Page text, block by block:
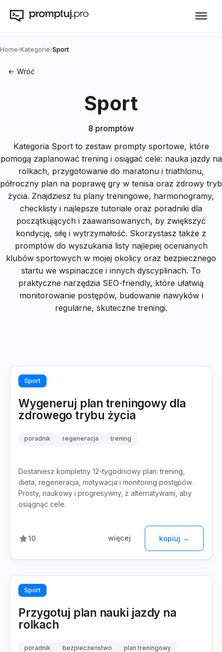
Home›Kategorie›Sport
← Wróć
Sport
8 promptów
Kategoria Sport to zestaw prompty sportowe, które
pomogą zaplanować trening i osiągać cele: nauka jazdy na
rolkach, przygotowanie do maratonu i triathlonu,
półroczny plan na poprawę gry w tenisa oraz zdrowy tryb
życia. Znajdziesz tu plany treningowe, harmonogramy,
checklisty i najlepsze tutoriale oraz poradniki dla
początkujących i zaawansowanych, by zwiększyć
kondycję, siłę i wytrzymałość. Skorzystasz także z
promptów do wyszukania listy najlepiej ocenianych
klubów sportowych w mojej okolicy oraz bezpiecznego
startu we wspinaczce i innych dyscyplinach. To
praktyczne narzędzia SEO-friendly, które ułatwią
monitorowanie postępów, budowanie nawyków i
regularne, skuteczne treningi.
Sport
Wygeneruj plan treningowy dla
zdrowego trybu życia
poradnik regeneracja
trening
Dostaniesz kompletny 12-tygodniowy plan: trening,
dieta, regeneracja, motywacja i monitoring postępów.
Prosty, naukowy i progresywny, z alternatywami, aby
osiągnąć cele.
10 więcej kopiuj →
Sport
Przygotuj plan nauki jazdy na
rolkach
poradnik bezpieczeństwo
plan treningowy